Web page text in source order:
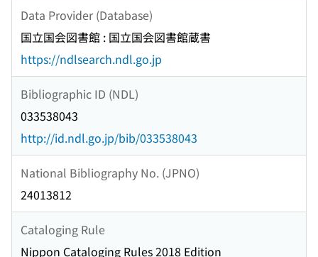
Data Provider (Database)
国立国会図書館 : 国立国会図書館蔵書
https://ndlsearch.ndl.go.jp
Bibliographic ID (NDL)
033538043
http://id.ndl.go.jp/bib/033538043
National Bibliography No. (JPNO)
24013812
Cataloging Rule
Nippon Cataloging Rules 2018 Edition